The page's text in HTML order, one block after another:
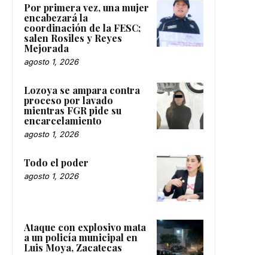
Por primera vez, una mujer
encabezará la
coordinación de la FESC;
salen Rosiles y Reyes
Mejorada
agosto 1, 2026
Lozoya se ampara contra
proceso por lavado
mientras FGR pide su
encarcelamiento
agosto 1, 2026
Todo el poder
agosto 1, 2026
Ataque con explosivo mata
a un policía municipal en
Luis Moya, Zacatecas